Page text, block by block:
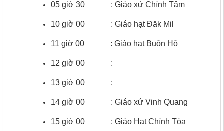
05 giờ 30 : Giáo xứ Chính Tâm
10 giờ 00 : Giáo hạt Đăk Mil
11 giờ 00 : Giáo hạt Buôn Hô
12 giờ 00 :
13 giờ 00 :
14 giờ 00 : Giáo xứ Vinh Quang
15 giờ 00 : Giáo Hạt Chính Tòa